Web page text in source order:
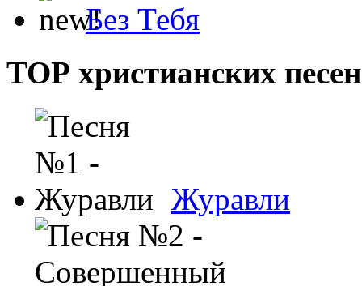
Без Тебя
ТОР христианских песен
Журавли